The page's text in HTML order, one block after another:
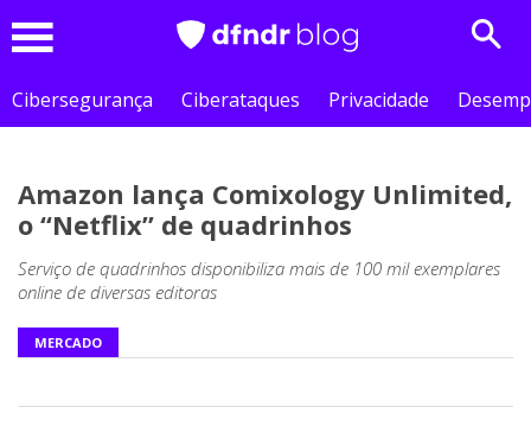
Cibersegurança
Ciberataques Privacidade
Amazon lança Comixology Unlimited,
o “Netflix” de quadrinhos
Serviço de quadrinhos disponibiliza mais de 100 mil exemplares
online de diversas editoras
MERCADO